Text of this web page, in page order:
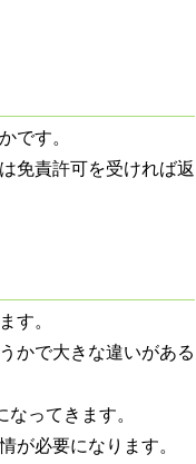
です。
免責許可を受ければ返
す。
かで大きな違いがある
ってきます。
が必要になります。